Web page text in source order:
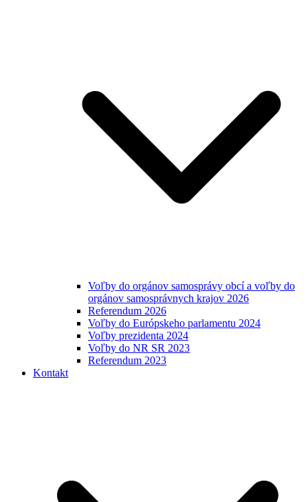
Voľby do orgánov samosprávy obcí a voľby do
orgánov samosprávnych krajov 2026
Referendum 2026
Voľby do Európskeho parlamentu 2024
Voľby prezidenta 2024
Voľby do NR SR 2023
Referendum 2023
Kontakt